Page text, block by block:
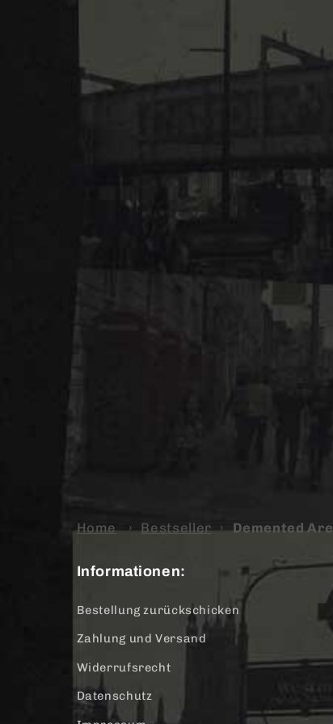
Home › Bestseller › Demented
Informationen:
Bestellung zurückschicken
Zahlung und Versand
Widerrufsrecht
Datenschutz